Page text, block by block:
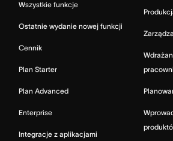
Wszystkie funkcje
Ostatnie wydanie nowej funkcji
Cennik
Plan Starter
Plan Advanced
Enterprise
Integracje z aplikacjami